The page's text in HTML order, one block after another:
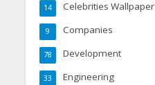
Celebrities Wallpaper
14
Companies
9
Development
78
Engineering
33